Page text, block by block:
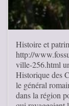
Histoire et
http://
ville-256.html
Historique des
le général
dans la région